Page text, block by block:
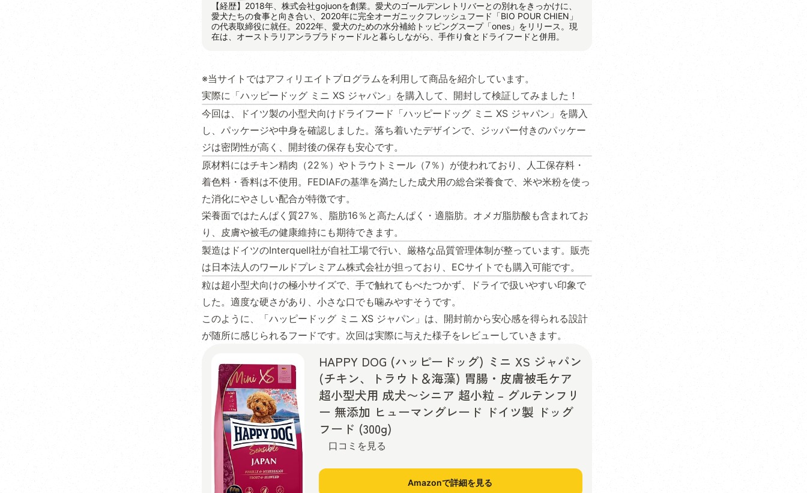
【経歴】2018年、株式会社gojuonを創業。愛犬のゴールデンレトリバーとの別れをきっかけに、
愛犬たちの食事と向き合い、2020年に完全オーガニックフレッシュフード「BIO POUR CHIEN」
の代表取締役に就任。2022年、愛犬のための水分補給トッピングスープ「ones」をリリース。現
在は、オーストラリアンラブラドゥードルと暮らしながら、手作り食とドライフードと併用。
※当サイトではアフィリエイトプログラムを利用して商品を紹介しています。
実際に「ハッピードッグ ミニ XS ジャパン」を購入して、開封して検証してみました！
今回は、ドイツ製の小型犬向けドライフード「ハッピードッグ ミニ XS ジャパン」を購入
し、パッケージや中身を確認しました。落ち着いたデザインで、ジッパー付きのパッケー
ジは密閉性が高く、開封後の保存も安心です。
原材料にはチキン精肉（22％）やトラウトミール（7％）が使われており、人工保存料・
着色料・香料は不使用。FEDIAFの基準を満たした成犬用の総合栄養食で、米や米粉を使っ
た消化にやさしい配合が特徴です。
栄養面ではたんぱく質27％、脂肪16％と高たんぱく・適脂肪。オメガ脂肪酸も含まれてお
り、皮膚や被毛の健康維持にも期待できます。
製造はドイツのInterquell社が自社工場で行い、厳格な品質管理体制が整っています。販売
は日本法人のワールドプレミアム株式会社が担っており、ECサイトでも購入可能です。
粒は超小型犬向けの極小サイズで、手で触れてもべたつかず、ドライで扱いやすい印象で
した。適度な硬さがあり、小さな口でも噛みやすそうです。
このように、「ハッピードッグ ミニ XS ジャパン」は、開封前から安心感を得られる設計
が随所に感じられるフードです。次回は実際に与えた様子をレビューしていきます。
HAPPY DOG (ハッピードッグ) ミニ XS ジャパン
(チキン、トラウト＆海藻) 胃腸・皮膚被毛ケア
超小型犬用 成犬〜シニア 超小粒 – グルテンフリ
ー 無添加 ヒューマングレード ドイツ製 ドッグ
フード (300g)
口コミを見る
Amazonで詳細を見る